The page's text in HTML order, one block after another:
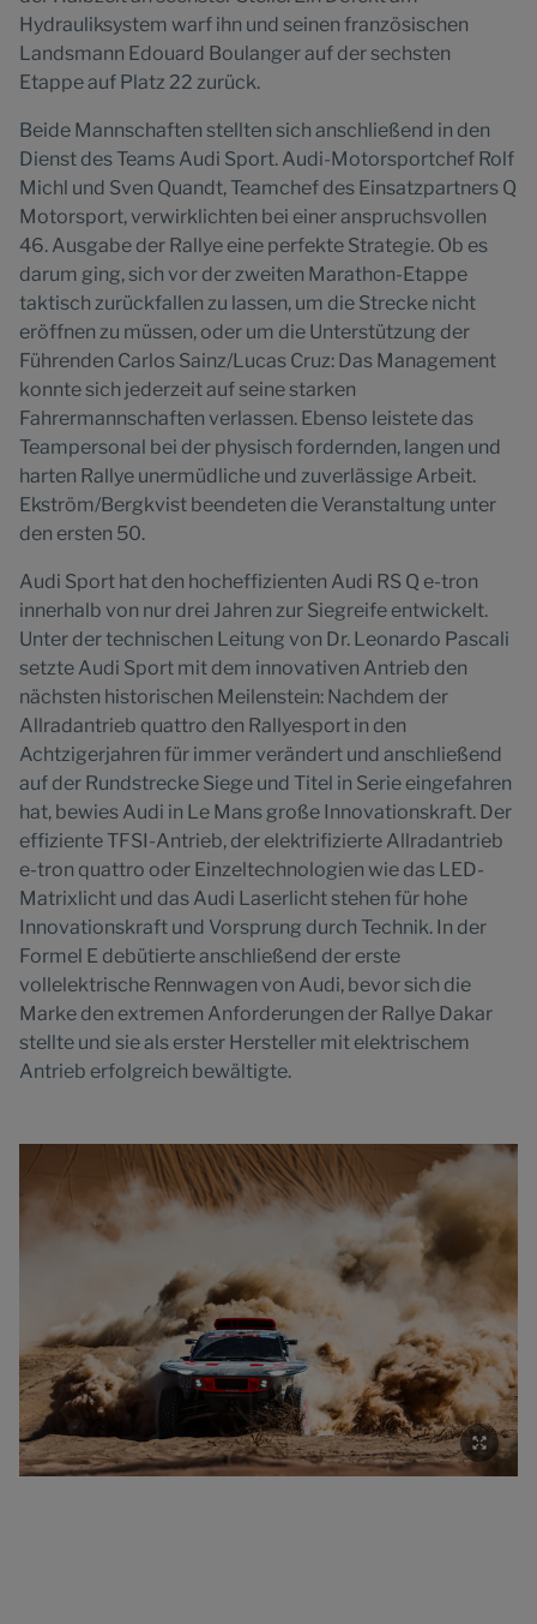
Hydrauliksystem warf ihn und seinen französischen
Landsmann Edouard Boulanger auf der sechsten
Etappe auf Platz 22 zurück.
Beide Mannschaften stellten sich anschließend in den
Dienst des Teams Audi Sport. Audi-Motorsportchef Rolf
Michl und Sven Quandt, Teamchef des Einsatzpartners Q
Motorsport, verwirklichten bei einer anspruchsvollen
46. Ausgabe der Rallye eine perfekte Strategie. Ob es
darum ging, sich vor der zweiten Marathon-Etappe
taktisch zurückfallen zu lassen, um die Strecke nicht
eröffnen zu müssen, oder um die Unterstützung der
Führenden Carlos Sainz/Lucas Cruz: Das Management
konnte sich jederzeit auf seine starken
Fahrermannschaften verlassen. Ebenso leistete das
Teampersonal bei der physisch fordernden, langen und
harten Rallye unermüdliche und zuverlässige Arbeit.
Ekström/Bergkvist beendeten die Veranstaltung unter
den ersten 50.
Audi Sport hat den hocheffizienten Audi RS Q e-tron
innerhalb von nur drei Jahren zur Siegreife entwickelt.
Unter der technischen Leitung von Dr. Leonardo Pascali
setzte Audi Sport mit dem innovativen Antrieb den
nächsten historischen Meilenstein: Nachdem der
Allradantrieb quattro den Rallyesport in den
Achtzigerjahren für immer verändert und anschließend
auf der Rundstrecke Siege und Titel in Serie eingefahren
hat, bewies Audi in Le Mans große Innovationskraft. Der
effiziente TFSI-Antrieb, der elektrifizierte Allradantrieb
e-tron quattro oder Einzeltechnologien wie das LED-
Matrixlicht und das Audi Laserlicht stehen für hohe
Innovationskraft und Vorsprung durch Technik. In der
Formel E debütierte anschließend der erste
vollelektrische Rennwagen von Audi, bevor sich die
Marke den extremen Anforderungen der Rallye Dakar
stellte und sie als erster Hersteller mit elektrischem
Antrieb erfolgreich bewältigte.